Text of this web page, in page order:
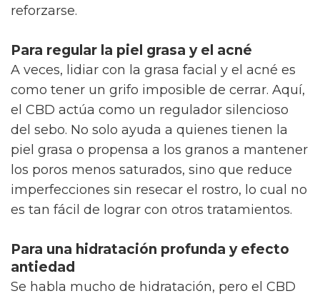
reforzarse.
Para regular la piel grasa y el acné
A veces, lidiar con la grasa facial y el acné es
como tener un grifo imposible de cerrar. Aquí,
el CBD actúa como un regulador silencioso
del sebo. No solo ayuda a quienes tienen la
piel grasa o propensa a los granos a mantener
los poros menos saturados, sino que reduce
imperfecciones sin resecar el rostro, lo cual no
es tan fácil de lograr con otros tratamientos.
Para una hidratación profunda y efecto
antiedad
Se habla mucho de hidratación, pero el CBD